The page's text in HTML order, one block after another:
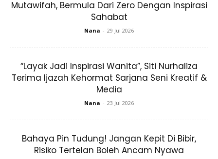
Mutawifah, Bermula Dari Zero Dengan Inspirasi
Sahabat
Nana - 29 Jul 2026
“Layak Jadi Inspirasi Wanita”, Siti Nurhaliza
Terima Ijazah Kehormat Sarjana Seni Kreatif &
Media
Nana - 23 Jul 2026
Bahaya Pin Tudung! Jangan Kepit Di Bibir,
Risiko Tertelan Boleh Ancam Nyawa